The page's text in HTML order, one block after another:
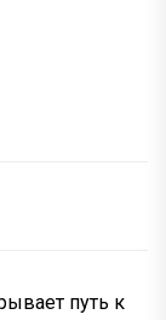
путь к